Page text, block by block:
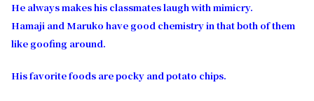
He always makes his classmates laugh with mimicry.
Hamaji and Maruko have good chemistry in that both of them
like goofing around.
His favorite foods are pocky and potato chips.